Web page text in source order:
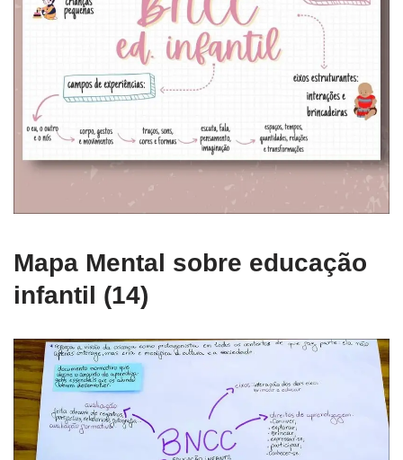
Mapa Mental sobre educação
infantil (14)